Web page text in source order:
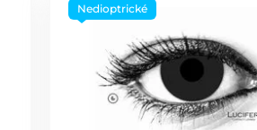
Nedioptrické